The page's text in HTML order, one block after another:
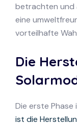
betrachten und
eine
vorteilhafte
Die
Die erste Phase
ist die